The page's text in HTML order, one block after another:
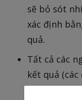
sẽ bỏ sót
xác định
quả.
Tất cả các
kết quả
đặc tả và